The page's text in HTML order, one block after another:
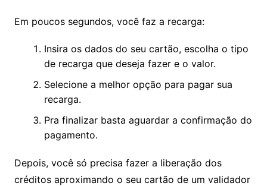
Em poucos segundos, você faz a recarga:
Insira os dados do seu cartão, escolha o tipo
de recarga que deseja fazer e o valor.
Selecione a melhor opção para pagar sua
recarga.
Pra finalizar basta aguardar a confirmação do
pagamento.
Depois, você só precisa fazer a liberação dos
créditos aproximando o seu cartão de um validador